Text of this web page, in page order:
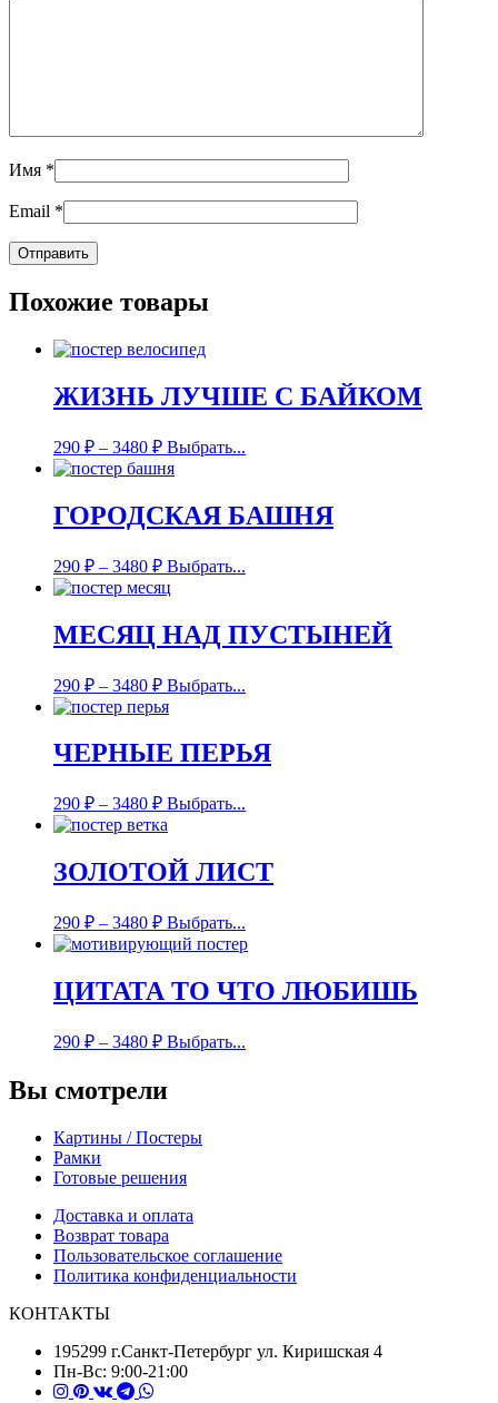
Имя *
Email *
Похожие товары
ЖИЗНЬ ЛУЧШЕ С БАЙКОМ
290 ₽ – 3480 ₽ Выбрать...
ГОРОДСКАЯ БАШНЯ
290 ₽ – 3480 ₽ Выбрать...
МЕСЯЦ НАД ПУСТЫНЕЙ
290 ₽ – 3480 ₽ Выбрать...
ЧЕРНЫЕ ПЕРЬЯ
290 ₽ – 3480 ₽ Выбрать...
ЗОЛОТОЙ ЛИСТ
290 ₽ – 3480 ₽ Выбрать...
ЦИТАТА ТО ЧТО ЛЮБИШЬ
290 ₽ – 3480 ₽ Выбрать...
Вы смотрели
Картины / Постеры
Рамки
Готовые решения
Доставка и оплата
Возврат товара
Пользовательское соглашение
Политика конфиденциальности
КОНТАКТЫ
195299 г.Санкт-Петербург ул. Киришская 4
Пн-Вс: 9:00-21:00